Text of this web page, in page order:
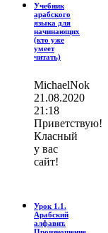
Учебник
арабского
языка для
начинающих
(кто уже
умеет
читать)
MichaelNok
21.08.2020
21:18
Приветствую!
Класный
у вас
сайт!
Урок 1.1.
Арабский
алфавит.